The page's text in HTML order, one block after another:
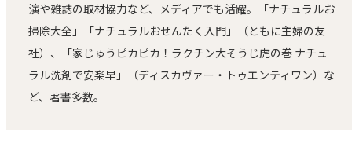
演や雑誌の取材協力など、メディアでも活躍。「ナチュラルお
掃除大全」「ナチュラルおせんたく入門」（ともに主婦の友
社）、「家じゅうピカピカ！ラクチン大そうじ虎の巻 ナチュ
ラル洗剤で安楽早」（ディスカヴァー・トゥエンティワン）な
ど、著書多数。